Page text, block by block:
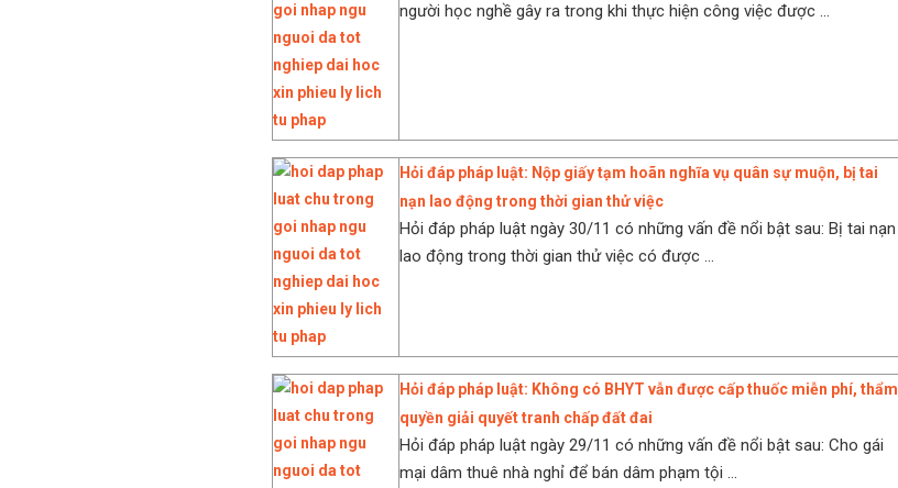
người học nghề gây ra trong khi thực hiện công việc được ...
Hỏi đáp pháp luật: Nộp giấy tạm hoãn nghĩa vụ quân sự muộn, bị tai
nạn lao động trong thời gian thử việc
Hỏi đáp pháp luật ngày 30/11 có những vấn đề nổi bật sau: Bị tai nạn
lao động trong thời gian thử việc có được ...
Hỏi đáp pháp luật: Không có BHYT vẫn được cấp thuốc miễn phí, thẩm
quyền giải quyết tranh chấp đất đai
Hỏi đáp pháp luật ngày 29/11 có những vấn đề nổi bật sau: Cho gái
mại dâm thuê nhà nghỉ để bán dâm phạm tội ...